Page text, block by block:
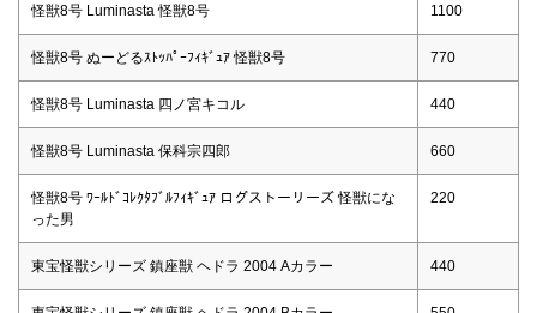
怪獣8号 Luminasta 怪獣8号 1100
怪獣8号 ぬーどるｽﾄｯﾊﾟｰﾌｨｷﾞｭｱ 怪獣8号 770
怪獣8号 Luminasta 四ノ宮キコル 440
怪獣8号 Luminasta 保科宗四郎 660
怪獣8号 ﾜｰﾙﾄﾞｺﾚｸﾀﾌﾞﾙﾌｨｷﾞｭｱ ログストーリーズ 怪獣にな
った男
220
東宝怪獣シリーズ 鎮座獣 ヘドラ 2004 Aカラー 440